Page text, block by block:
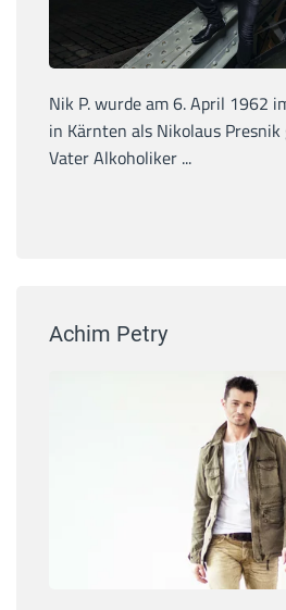
Nik P. wurde am 6. April 1962
in Kärnten als Nikolaus Presnik
Vater Alkoholiker ...
Achim Petry